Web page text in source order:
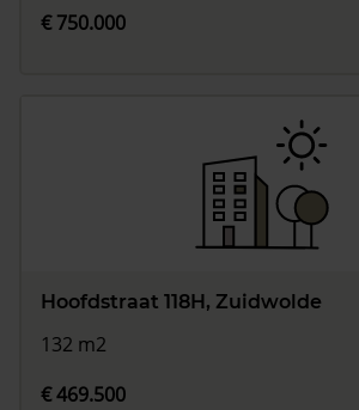
€ 750.000
Hoofdstraat 118H, Zuidwolde
132 m2
€ 469.500